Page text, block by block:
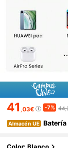
41 ,03€ -7%
Almacén UE